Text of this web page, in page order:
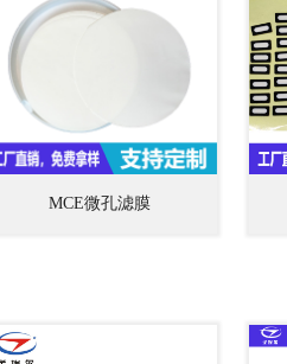
MCE微孔滤膜